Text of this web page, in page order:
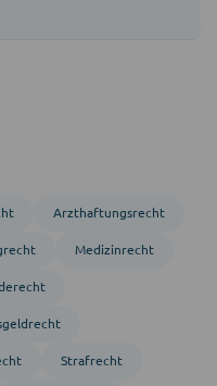
Arzthaftungsrecht
Medizinrecht
Strafrecht